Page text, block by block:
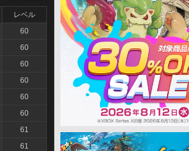
レベル
60
60
60
60
60
60
61
61